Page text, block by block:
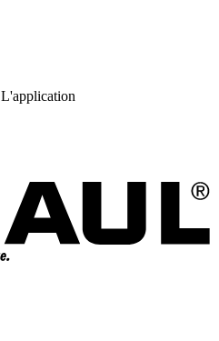
L'application